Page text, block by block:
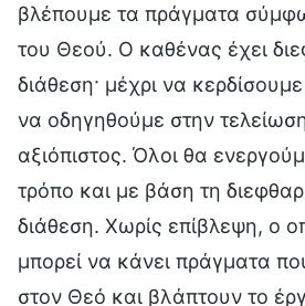
βλέπουμε τα πράγματα
του Θεού. Ο καθένας έχει
διάθεση· μέχρι να
να οδηγηθούμε στην
αξιόπιστος. Όλοι θα
τρόπο και με βάση τη
διάθεση. Χωρίς επίβλεψη, ο
μπορεί να κάνει πράγματα
στον Θεό και βλάπτουν το